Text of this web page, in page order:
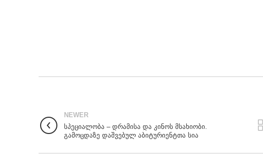
NEWER
სპეციალობა – დრამისა და კინოს მსახიობი.
გამოცდაზე დაშვებულ აბიტურიენტთა სია